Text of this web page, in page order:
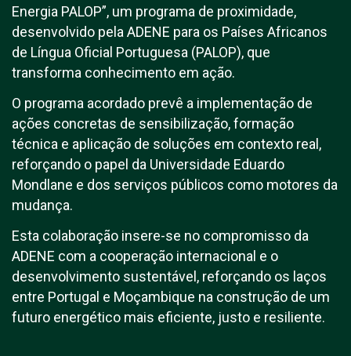
Energia PALOP”, um programa de proximidade,
desenvolvido pela ADENE para os Países Africanos
de Língua Oficial Portuguesa (PALOP), que
transforma conhecimento em ação.
O programa acordado prevê a implementação de
ações concretas de sensibilização, formação
técnica e aplicação de soluções em contexto real,
reforçando o papel da Universidade Eduardo
Mondlane e dos serviços públicos como motores da
mudança.
Esta colaboração insere-se no compromisso da
ADENE com a cooperação internacional e o
desenvolvimento sustentável, reforçando os laços
entre Portugal e Moçambique na construção de um
futuro energético mais eficiente, justo e resiliente.